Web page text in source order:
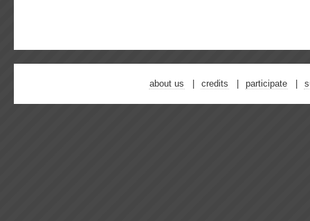
about us credits participate